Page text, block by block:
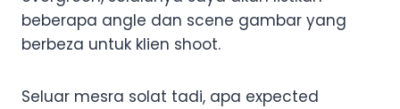
beberapa angle dan scene gambar yang
berbeza untuk klien shoot.
Seluar mesra solat tadi, apa expected